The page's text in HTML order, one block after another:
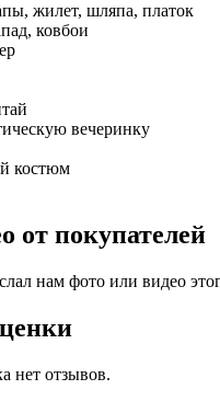
жилет, шляпа, платок
ковбои
вечеринку
костюм
от покупателей
нам фото или видео
нет отзывов.